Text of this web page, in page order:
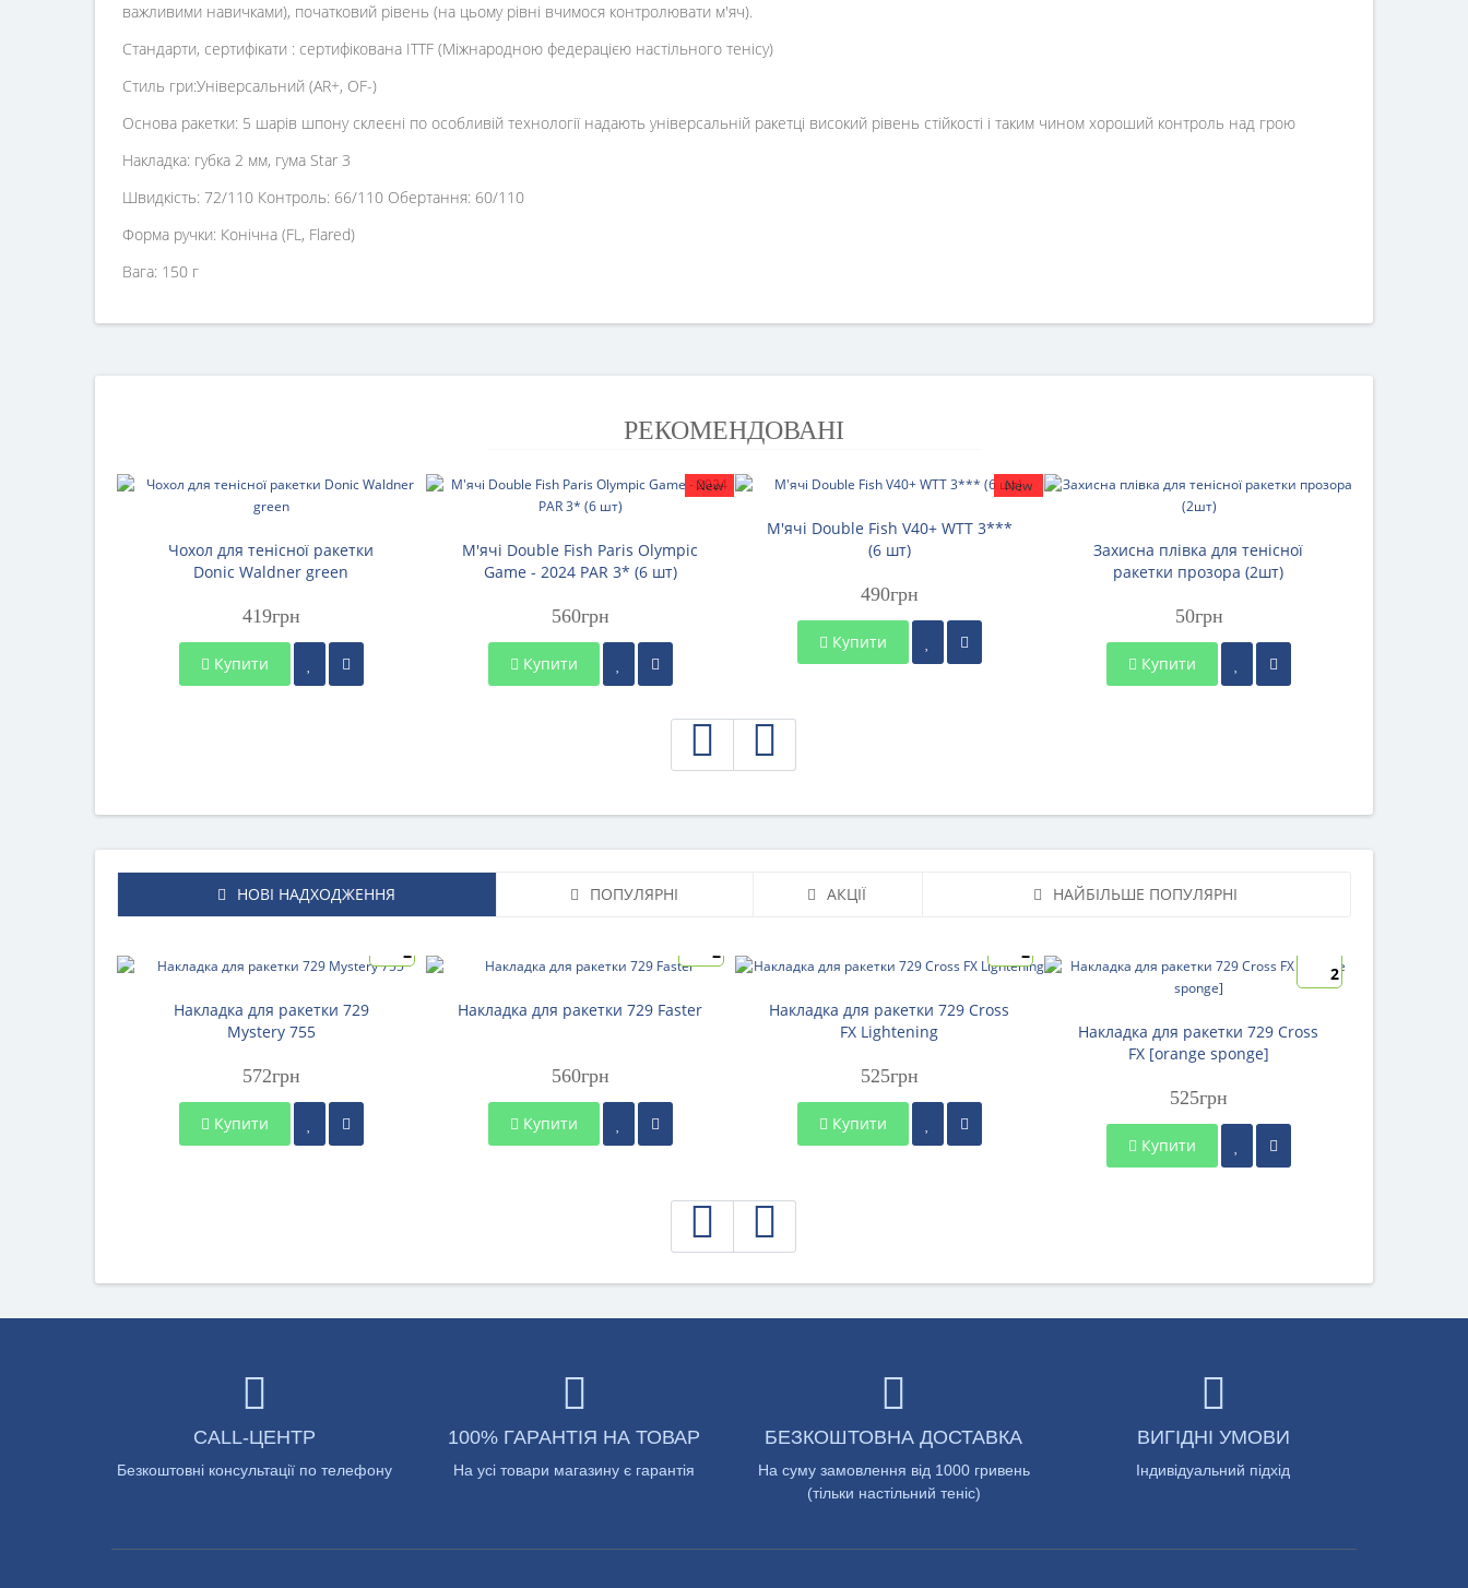
важливими навичками), початковий рівень (на цьому рівні вчимося контролювати м'яч).
Стандарти, сертифікати : сертифікована ITTF (Міжнародною федерацією настільного тенісу)
Стиль гри:Універсальний (AR+, OF-)
Основа ракетки: 5 шарів шпону склеєні по особливій технології надають універсальній ракетці високий рівень стійкості і таким чином хороший контроль над грою
Накладка: губка 2 мм, гума Star 3
Швидкість: 72/110 Контроль: 66/110 Обертання: 60/110
Форма ручки: Конічна (FL, Flared)
Вага: 150 г
РЕКОМЕНДОВАНІ
Чохол для тенісної ракетки
Donic Waldner green
419грн
Купити
New
М'ячі Double Fish Paris Olympic
Game - 2024 PAR 3* (6 шт)
560грн
Купити
New
М'ячі Double Fish V40+ WTT 3***
(6 шт)
490грн
Купити
Захисна плівка для тенісної
ракетки прозора (2шт)
50грн
Купити
НОВІ НАДХОДЖЕННЯ ПОПУЛЯРНІ АКЦІЇ НАЙБІЛЬШЕ ПОПУЛЯРНІ
2
Накладка для ракетки 729
Mystery 755
572грн
Купити
2
Накладка для ракетки 729 Faster
560грн
Купити
2
Накладка для ракетки 729 Cross
FX Lightening
525грн
Купити
2
Накладка для ракетки 729 Cross
FX [orange sponge]
525грн
Купити
CALL-ЦЕНТР
Безкоштовні консультації по телефону
100% ГАРАНТІЯ НА ТОВАР
На усі товари магазину є гарантія
БЕЗКОШТОВНА ДОСТАВКА
На суму замовлення від 1000 гривень
(тільки настільний теніс)
ВИГІДНІ УМОВИ
Індивідуальний підхід